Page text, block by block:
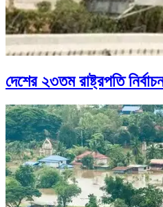
দেশের ২৩তম রাষ্ট্রপতি